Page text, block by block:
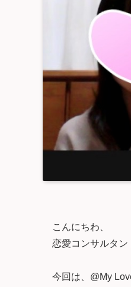
こんにちわ、
恋愛コンサルタ
今回は、@My